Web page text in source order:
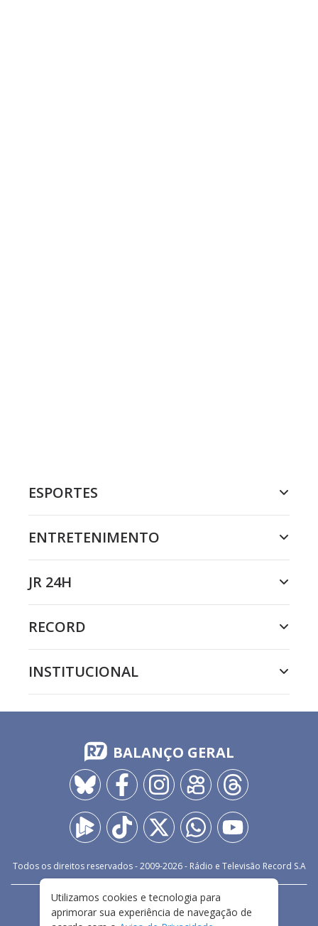
ESPORTES
ENTRETENIMENTO
JR 24H
RECORD
INSTITUCIONAL
BALANÇO GERAL
Todos os direitos reservados - 2009-2026- Rádio e Televisão Record S.A
FALE CONOSCO
PRIVACIDADE
TERMOS E CONDIÇÕES DE USO
Utilizamos cookies e tecnologia para
aprimorar sua experiência de navegação de